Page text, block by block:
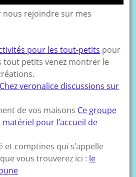
nous rejoindre sur mes
pour les tout-petits pour
tout petits venez montrer le
Chez veronalice discussions sur
de vos maisons Ce groupe
pour l’accueil de
et comptines qui s’appelle
vous trouverez ici : le